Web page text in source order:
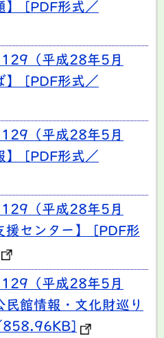
】 [PDF形式／
（平成28年5月
】 [PDF形式／
（平成28年5月
】 [PDF形式／
（平成28年5月
援センター】 [PDF形
（平成28年5月
館情報・文化財巡り
858.96KB]